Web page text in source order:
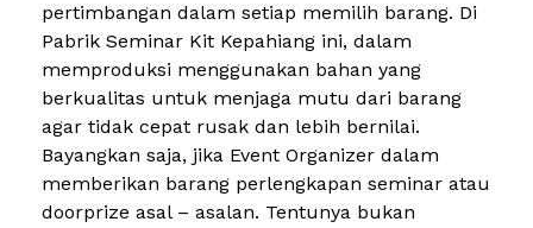
pertimbangan dalam setiap memilih barang. Di
Pabrik Seminar Kit Kepahiang ini, dalam
memproduksi menggunakan bahan yang
berkualitas untuk menjaga mutu dari barang
agar tidak cepat rusak dan lebih bernilai.
Bayangkan saja, jika Event Organizer dalam
memberikan barang perlengkapan seminar atau
doorprize asal – asalan. Tentunya bukan